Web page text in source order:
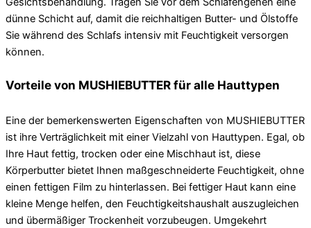
dünne Schicht auf, damit die reichhaltigen Butter- und Ölstoffe
Sie während des Schlafs intensiv mit Feuchtigkeit versorgen
können.
Vorteile von MUSHIEBUTTER für alle Hauttypen
Eine der bemerkenswerten Eigenschaften von MUSHIEBUTTER
ist ihre Verträglichkeit mit einer Vielzahl von Hauttypen. Egal, ob
Ihre Haut fettig, trocken oder eine Mischhaut ist, diese
Körperbutter bietet Ihnen maßgeschneiderte Feuchtigkeit, ohne
einen fettigen Film zu hinterlassen. Bei fettiger Haut kann eine
kleine Menge helfen, den Feuchtigkeitshaushalt auszugleichen
und übermäßiger Trockenheit vorzubeugen. Umgekehrt